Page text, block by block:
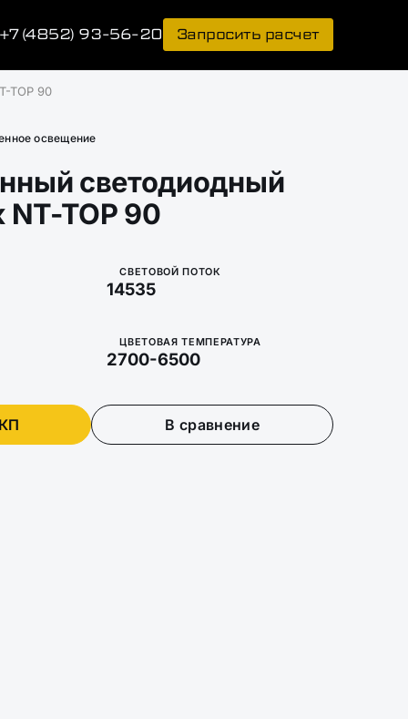
+7 (4852) 93-56-20 Запросить расчет
TOP 90
освещение
светодиодный
NT-TOP 90
СВЕТОВОЙ ПОТОК
14535
ЦВЕТОВАЯ ТЕМПЕРАТУРА
2700-6500
В сравнение